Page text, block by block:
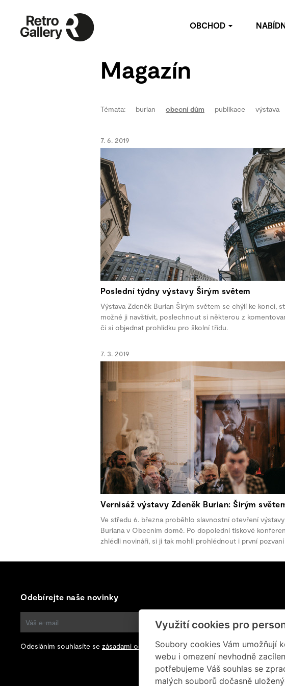
OBCHOD
Publikace
Magazín
Témata: burian obecní dům publikace výstava
7. 6. 2019
Poslední týdny výstavy Širým světem
Výstava Zdeněk Burian Širým světem se chýlí ke konci,
možné ji navštívit, poslechnout si některou z
či si objednat prohlídku pro školní třídu.
7. 3. 2019
Vernisáž výstavy Zdeněk Burian: Širým
Ve středu 6. března proběhlo slavnostní otevření
Buriana v Obecním domě. Po dopolední tiskové
zhlédli novináři, si ji tak mohli prohlédnout i první
Odebírejte naše novinky
ODEBÍRAT
Odesláním souhlasíte se zásadami ochrany osobních údajů.
Využití cookies pro
Soubory cookies Vám umožňují
webu i omezení nevhodně
potřebujeme Váš souhlas se
malých souborů dočasně